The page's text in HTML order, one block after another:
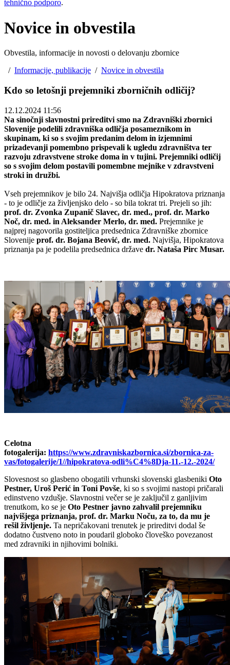
tehnično podporo.
Novice in obvestila
Obvestila, informacije in novosti o delovanju zbornice
/ Informacije, publikacije / Novice in obvestila
Kdo so letošnji prejemniki zborničnih odličij?
12.12.2024 11:56
Na sinočnji slavnostni prireditvi smo na Zdravniški zbornici
Slovenije podelili zdravniška odličja posameznikom in
skupinam, ki so s svojim predanim delom in izjemnimi
prizadevanji pomembno prispevali k ugledu zdravništva ter
razvoju zdravstvene stroke doma in v tujini. Prejemniki odličij
so s svojim delom postavili pomembne mejnike v zdravstveni
stroki in družbi.
Vseh prejemnikov je bilo 24. Najvišja odličja Hipokratova priznanja
- to je odličje za življenjsko delo - so bila tokrat tri. Prejeli so jih:
prof. dr. Zvonka Zupanič Slavec, dr. med., prof. dr. Marko
Noč, dr. med. in Aleksander Merlo, dr. med. Prejemnike je
najprej nagovorila gostiteljica predsednica Zdravniške zbornice
Slovenije prof. dr. Bojana Beović, dr. med. Najvišja, Hipokratova
priznanja pa je podelila predsednica države dr. Nataša Pirc Musar.
Celotna
fotogalerija: https://www.zdravniskazbornica.si/zbornica-za-
vas/fotogalerije/1//hipokratova-odli%C4%8Dja-11.-12.-2024/
Slovesnost so glasbeno obogatili vrhunski slovenski glasbeniki Oto
Pestner, Uroš Perić in Toni Povše, ki so s svojimi nastopi pričarali
edinstveno vzdušje. Slavnostni večer se je zaključil z ganljivim
trenutkom, ko se je Oto Pestner javno zahvalil prejemniku
najvišjega priznanja, prof. dr. Marku Noču, za to, da mu je
rešil življenje. Ta nepričakovani trenutek je prireditvi dodal še
dodatno čustveno noto in poudaril globoko človeško povezanost
med zdravniki in njihovimi bolniki.